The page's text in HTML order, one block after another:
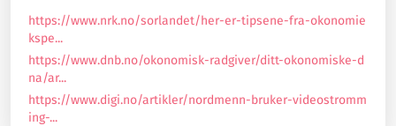
https://www.nrk.no/sorlandet/her-er-tipsene-fra-okonomie
kspe...
https://www.dnb.no/okonomisk-radgiver/ditt-okonomiske-d
na/ar...
https://www.digi.no/artikler/nordmenn-bruker-videostromm
ing-...